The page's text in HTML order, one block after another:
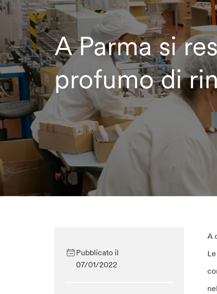
A Parma si
profumo di
Pubblicato il
07/01/2022
A